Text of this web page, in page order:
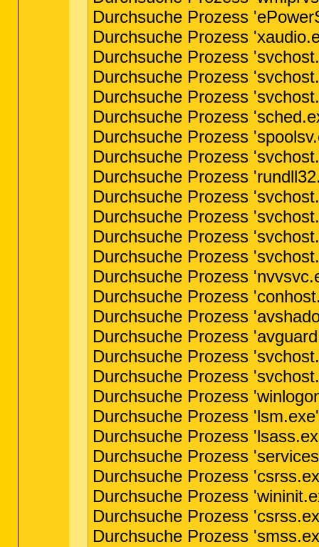
Durchsuche Prozess
Durchsuche Prozess
Durchsuche Prozess
Durchsuche Prozess
Durchsuche Prozess
Durchsuche Prozess
Durchsuche Prozess
Durchsuche Prozess
Durchsuche Prozess
Durchsuche Prozess
Durchsuche Prozess
Durchsuche Prozess
Durchsuche Prozess
Durchsuche Prozess
Durchsuche Prozess
Durchsuche Prozess
Durchsuche Prozess
Durchsuche Prozess
Durchsuche Prozess
Durchsuche Prozess
Durchsuche Prozess
Durchsuche Prozess
Durchsuche Prozess
Durchsuche Prozess
Durchsuche Prozess
Durchsuche Prozess
Durchsuche Prozess